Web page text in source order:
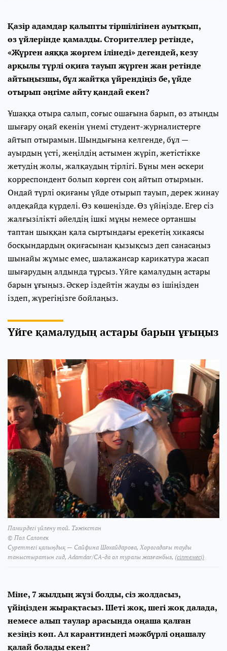
Қазір адамдар қалыпты тіршілігінен ауытқып,
өз үйлерінде қамалды. Сторителлер ретінде,
«Жүрген аяққа жөргем ілінеді» дегендей, кезу
арқылы түрлі оқиға тауып жүрген жан ретінде
айтыңызшы, бұл жайтқа үйрендіңіз бе, үйде
отырып әңгіме айту қандай екен?
Ұшаққа отыра салып, соғыс ошағына барып, өз атыңды
шығару оңай екенін үнемі студент-журналистерге
айтып отырамын. Шындығына келгенде, бұл —
ауырдың үсті, жеңілдің астымен жүріп, жетістікке
жетудің жолы, жалқаудың тірлігі. Бұны мен әскери
корреспондент болып көрген соң айтып отырмын.
Ондай түрлі оқиғаны үйде отырып тауып, дерек жинау
әлдеқайда күрделі. Өз көшеңізде. Өз үйіңізде. Егер сіз
жалғызілікті әйелдің ішкі мұңы немесе ортаншы
таптан шыққан қала сыртындағы ерекетің хикаясы
босқындардың оқиғасынан қызықсыз деп санасаңыз
шынайы жұмыс емес, шалажансар карикатура жасап
шығарудың алдында тұрсыз. Үйге қамалудың астары
барын ұғыңыз. Әскер іздейтін жауды өз ішіңізден
іздеп, жүрегіңізге бойлаңыз.
Үйге қамалудың астары барын ұғыңыз
Памирдегі үйлену той. Тәжікстан
© Пол Салопек
Суреттегі қалыңдық — Сайфина Шохайдарова, Хорогадағы тауды
таныстыратын гид, Adamdar/CA-да ол туралы жазғанбыз, (сілтемесі)
Міне, 7 жылдың жүзі болды, сіз жолдасыз,
үйіңізден жырақтасыз. Шеті жоқ, шегі жоқ далада,
немесе алып таулар арасында оңаша қалған
кезіңіз көп. Ал карантиндегі мәжбүрлі оңашалу
қалай болады екен?